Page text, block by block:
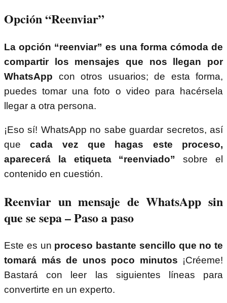
Opción “Reenviar”
La opción “reenviar” es una forma cómoda de
compartir los mensajes que nos llegan por
WhatsApp con otros usuarios; de esta forma,
puedes tomar una foto o video para hacérsela
llegar a otra persona.
¡Eso sí! WhatsApp no sabe guardar secretos, así
quecada vez que hagas este proceso,
aparecerá la etiqueta “reenviado”
sobre el
contenido en cuestión.
Reenviar un mensaje de WhatsApp sin
que se sepa – Paso a paso
Este es un proceso bastante sencillo que no te
tomará más de unos poco minutos ¡Créeme!
Bastará con leer las siguientes líneas para
convertirte en un experto.